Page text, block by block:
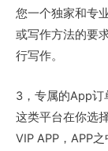
您一个独家和专
或写作方法的要
行写作。
3，专属的App订
这类平台在你选
VIP APP，APP